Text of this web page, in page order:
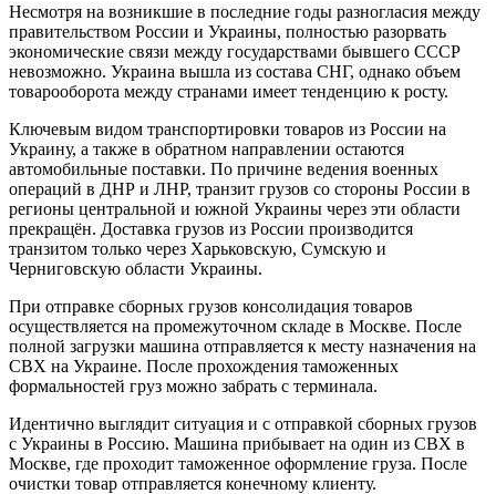
Несмотря на возникшие в последние годы разногласия между
правительством России и Украины, полностью разорвать
экономические связи между государствами бывшего СССР
невозможно. Украина вышла из состава СНГ, однако объем
товарооборота между странами имеет тенденцию к росту.
Ключевым видом транспортировки товаров из России на
Украину, а также в обратном направлении остаются
автомобильные поставки. По причине ведения военных
операций в ДНР и ЛНР, транзит грузов со стороны России в
регионы центральной и южной Украины через эти области
прекращён. Доставка грузов из России производится
транзитом только через Харьковскую, Сумскую и
Черниговскую области Украины.
При отправке сборных грузов консолидация товаров
осуществляется на промежуточном складе в Москве. После
полной загрузки машина отправляется к месту назначения на
СВХ на Украине. После прохождения таможенных
формальностей груз можно забрать с терминала.
Идентично выглядит ситуация и с отправкой сборных грузов
с Украины в Россию. Машина прибывает на один из СВХ в
Москве, где проходит таможенное оформление груза. После
очистки товар отправляется конечному клиенту.